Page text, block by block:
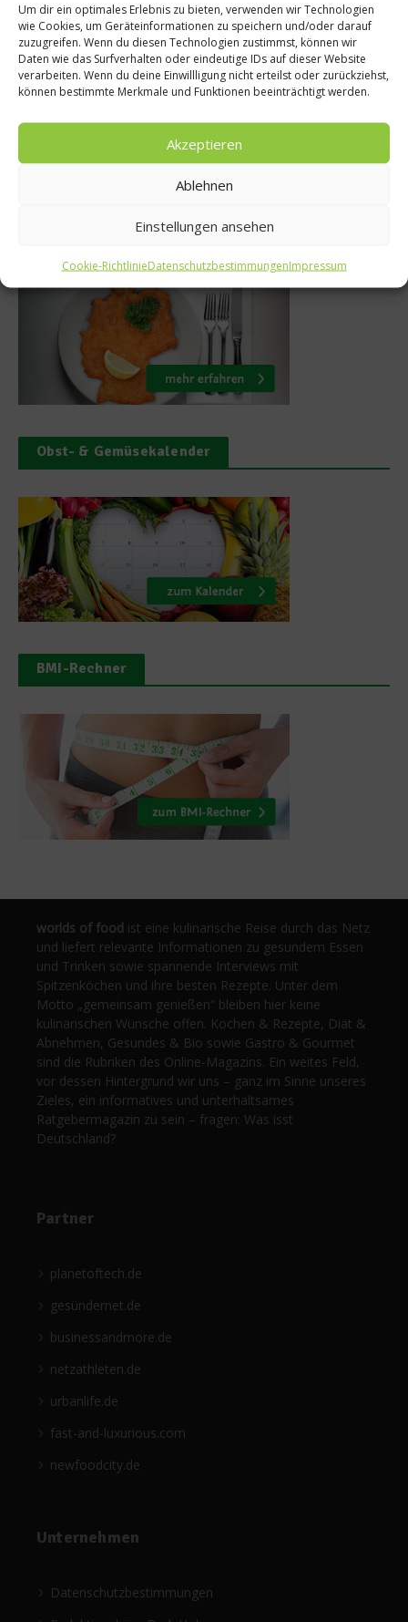
Um dir ein optimales Erlebnis zu bieten, verwenden wir Technologien
wie Cookies, um Geräteinformationen zu speichern und/oder darauf
zuzugreifen. Wenn du diesen Technologien zustimmst, können wir
Daten wie das Surfverhalten oder eindeutige IDs auf dieser Website
verarbeiten. Wenn du deine Einwillligung nicht erteilst oder zurückziehst,
können bestimmte Merkmale und Funktionen beeinträchtigt werden.
Akzeptieren
Ablehnen
Einstellungen ansehen
Cookie-RichtlinieDatenschutzbestimmungenImpressum
Gesundheit
Zucker ein
ist
Die beste
kommt aus
Was isst Deutschland
Obst- & Gemüsekalender
BMI-Rechner
worlds of food ist eine kulinarische Reise durch das Netz
und liefert relevante Informationen zu gesundem Essen
und Trinken sowie spannende Interviews mit
Spitzenköchen und ihre besten Rezepte. Unter dem
Motto „gemeinsam genießen“ bleiben hier keine
kulinarischen Wünsche offen. Kochen & Rezepte, Diät &
Abnehmen, Gesundes & Bio sowie Gastro & Gourmet
sind die Rubriken des Online-Magazins. Ein weites Feld,
vor dessen Hintergrund wir uns – ganz im Sinne unseres
Zieles, ein informatives und unterhaltsames
Ratgebermagazin zu sein – fragen: Was isst
Deutschland?
Partner
planetoftech.de
gesündernet.de
businessandmore.de
netzathleten.de
urbanlife.de
fast-and-luxurious.com
newfoodcity.de
Unternehmen
Datenschutzbestimmungen